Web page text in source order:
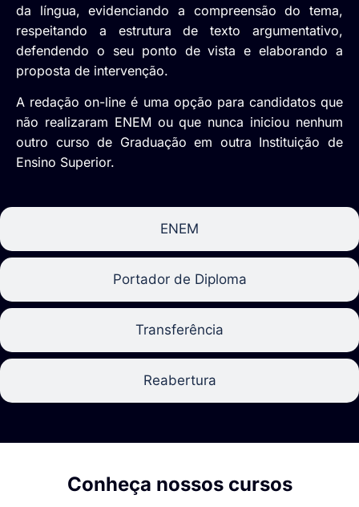
ENEM
Portador de Diploma
Transferência
Reabertura
da língua, evidenciando a compreensão do tema,
respeitando a estrutura de texto argumentativo,
defendendo o seu ponto de vista e elaborando a
proposta de intervenção.
A redação on-line é uma opção para candidatos que
não realizaram ENEM ou que nunca iniciou nenhum
outro curso de Graduação em outra Instituição de
Ensino Superior.
Conheça nossos cursos